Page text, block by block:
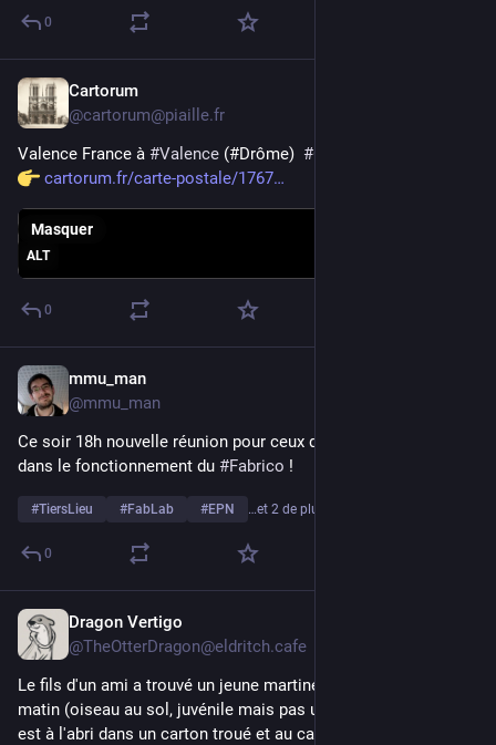
0
Cartorum
@cartorum@piaille.fr
Valence France à #Valence (#Drôme) #CartePostaleAncienne
cartorum.fr/carte-postale/1767
ALT
Masquer
0
mmu_man
@mmu_man
Ce soir 18h nouvelle réunion pour ceux qui veulent s'impliquer
dans le fonctionnement du #Fabrico !
#TiersLieu #FabLab #EPN …et 2 de plus
0
Dragon Vertigo
@TheOtterDragon@eldritch.cafe
Le fils d'un ami a trouvé un jeune martinet noir en détresse ce
matin (oiseau au sol, juvénile mais pas un oisillon). L'oiseau
est à l'abri dans un carton troué et au calme.